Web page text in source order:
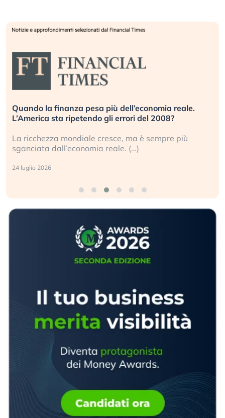
Quando la finanza pesa più dell’economia reale.
L’America sta ripetendo gli errori del 2008?
La ricchezza mondiale cresce, ma è sempre più
sganciata dall’economia reale. (…)
24 luglio 2026